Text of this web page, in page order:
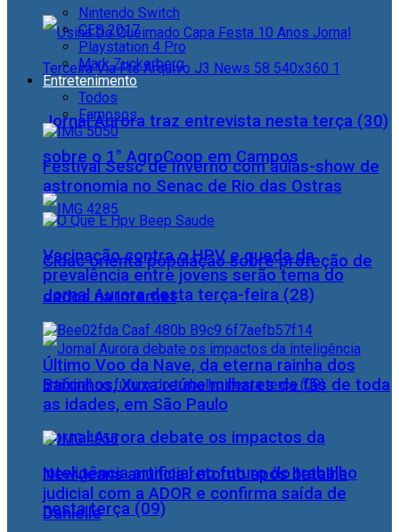
Jornal Aurora traz entrevista nesta terça (30)
sobre o 1° AgroCoop em Campos
Cidac orienta população sobre proteção de
dados na internet
Jornal Aurora debate os impactos da
inteligência artificial no futuro do trabalho
nesta terça (09)
Nintendo Switch
CES 2017
Playstation 4 Pro
Mark Zuckerberg
Entretenimento
Todos
Famosos
Festival Sesc de Inverno com aulas-show de
astronomia no Senac de Rio das Ostras
Vacinação contra o HPV e queda da
prevalência entre jovens serão tema do
Jornal Aurora desta terça-feira (28)
Último Voo da Nave, da eterna rainha dos
Baixinhos, Xuxa reúne milhares de fãs de toda
as idades, em São Paulo
NewJeans anuncia retorno após batalha
judicial com a ADOR e confirma saída de
Danielle